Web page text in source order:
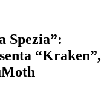
Spezia”:
“Kraken”,